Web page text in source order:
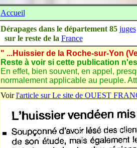
Accueil
Dérapages dans le département 85 juges
sur le reste de la France
" ...Huissier de la Roche-sur-Yon
Reste à voir si cette publication
En effet, bien souvent, en appel,
normalement applicable au peuple.
Voirl'article sur Le site de OUEST